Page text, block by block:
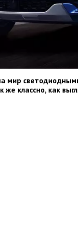
мир
же клас­сно, как